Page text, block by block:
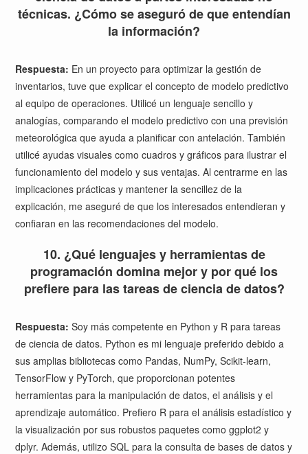
técnicas. ¿Cómo se aseguró de que entendían
la información?
Respuesta: En un proyecto para optimizar la gestión de
inventarios, tuve que explicar el concepto de modelo predictivo
al equipo de operaciones. Utilicé un lenguaje sencillo y
analogías, comparando el modelo predictivo con una previsión
meteorológica que ayuda a planificar con antelación. También
utilicé ayudas visuales como cuadros y gráficos para ilustrar el
funcionamiento del modelo y sus ventajas. Al centrarme en las
implicaciones prácticas y mantener la sencillez de la
explicación, me aseguré de que los interesados entendieran y
confiaran en las recomendaciones del modelo.
10. ¿Qué lenguajes y herramientas de
programación domina mejor y por qué los
prefiere para las tareas de ciencia de datos?
Respuesta: Soy más competente en Python y R para tareas
de ciencia de datos. Python es mi lenguaje preferido debido a
sus amplias bibliotecas como Pandas, NumPy, Scikit-learn,
TensorFlow y PyTorch, que proporcionan potentes
herramientas para la manipulación de datos, el análisis y el
aprendizaje automático. Prefiero R para el análisis estadístico y
la visualización por sus robustos paquetes como ggplot2 y
dplyr. Además, utilizo SQL para la consulta de bases de datos y